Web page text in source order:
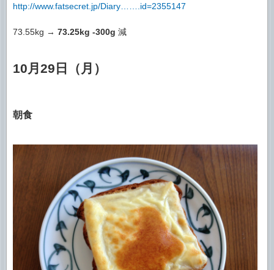
http://www.fatsecret.jp/Diary…….id=2355147
73.55kg → 73.25kg -300g 減
10月29日（月）
朝食